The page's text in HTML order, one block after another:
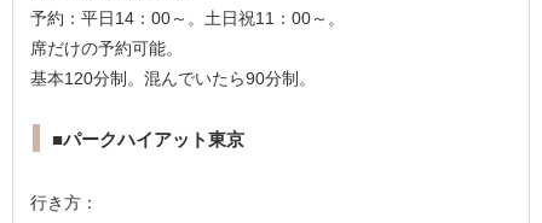
予約：平日14：00～。土日祝11：00～。
席だけの予約可能。
基本120分制。混んでいたら90分制。
■パークハイアット東京
行き方：